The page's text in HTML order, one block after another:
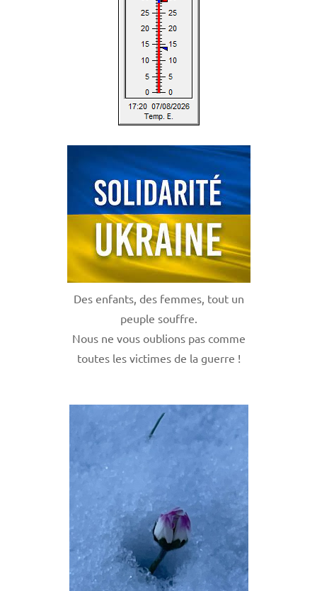
Des enfants, des femmes, tout un
peuple souffre.
Nous ne vous oublions pas comme
toutes les victimes de la guerre !